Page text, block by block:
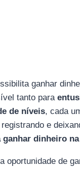
ganhar
tanto para
de níveis, cada
e
dinheiro
oportunidade de